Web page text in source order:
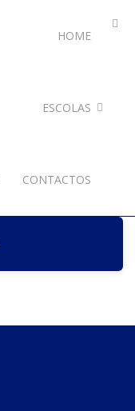
HOME
ESCOLAS
CONTACTOS